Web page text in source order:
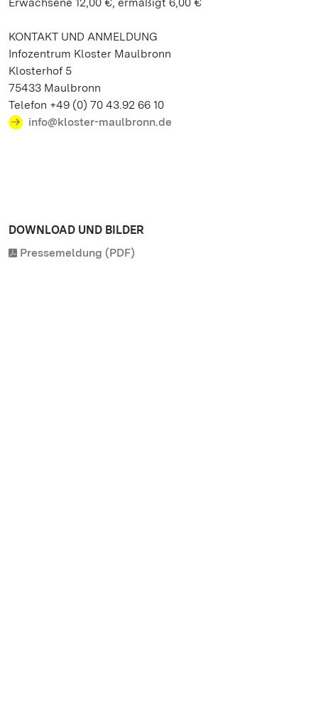
KONTAKT UND ANMELDUNG
Infozentrum Kloster Maulbronn
Klosterhof 5
75433 Maulbronn
Telefon +49 (0) 70 43.92 66 10
info@kloster-maulbronn.de
DOWNLOAD UND BILDER
Pressemeldung (PDF)